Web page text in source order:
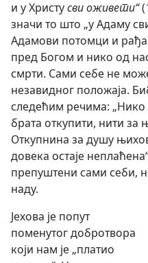
и у Христусви оживети“(
значи то што „у Адаму
Адамови потомци и
пред Богом и нико од
смрти. Сами себе не
незавидног положаја.
следећим речима:
брата откупити, нити за
Откупнина за душу
довека остаје
препуштени сами себи,
наду.
Јехова је попут
поменутог добротвора
који нам је „платио